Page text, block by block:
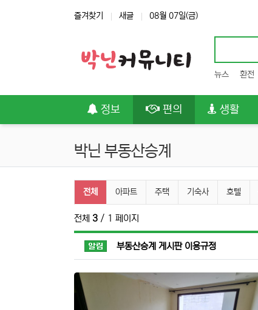
즐겨찾기 새글 08월 07일(금)
뉴스 환전
정보 편의 생활
박닌 부동산승계
박닌 부동산승계 분류 목록
전체 아파트 주택 기숙사 호텔
전체 3 / 1 페이지
공지사항
부동산승계 게시판 이용규정